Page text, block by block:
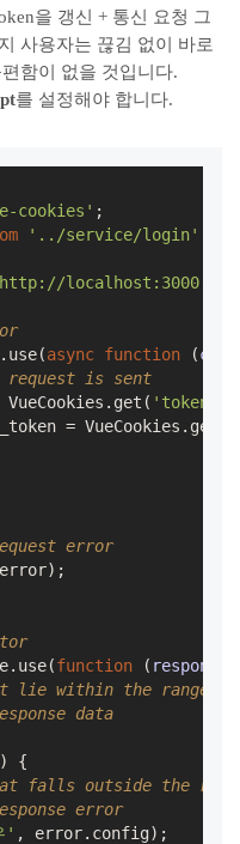
을 갱신 + 통신 요청 그
사용자는 끊김 없이 바로
함이 없을 것입니다.
를 설정해야 합니다.
cookies'
'../service/login'
localhost:3000'
async function (
request is sent
VueCookies.get(
'token'
= VueCookies.get(
error
function ( response
lie within the range
data
) {
falls outside the
error
' , error.config);